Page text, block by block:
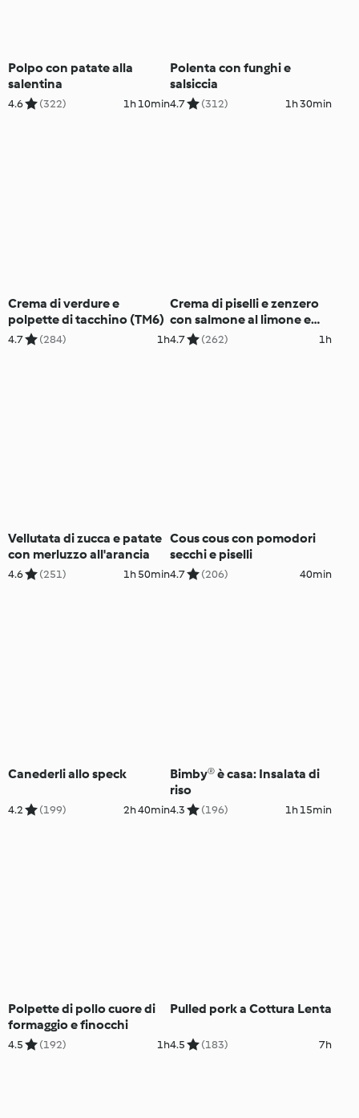
Polpo con patate alla
salentina
4.6 (322) 1h 10min
Polenta con funghi e
salsiccia
4.7 (312) 1h 30min
Crema di verdure e
polpette di tacchino (TM6)
4.7 (284) 1h
Crema di piselli e zenzero
con salmone al limone e
broccoli
4.7 (262) 1h
Vellutata di zucca e patate
con merluzzo all'arancia
4.6 (251) 1h 50min
Cous cous con pomodori
secchi e piselli
4.7 (206) 40min
Canederli allo speck
4.2 (199) 2h 40min
Bimby® è casa: Insalata di
riso
4.3 (196) 1h 15min
Polpette di pollo cuore di
formaggio e finocchi
4.5 (192) 1h
Pulled pork a Cottura Lenta
4.5 (183) 7h